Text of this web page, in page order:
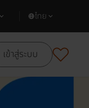
ไทย
เข้าสู่ระบบ